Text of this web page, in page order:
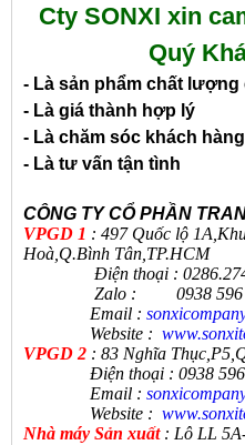
Cty SONXI xin
Quý
- Là sản phẩm chất lượng
- Là giá thành hợp lý
- Là chăm sóc khách
- Là tư vấn tận tình
CÔNG TY CỔ PHẦN
VPGD 1 : 497 Quốc lộ
Hoà,Q.Bình Tân,TP.HCM
Điện thoại :
Zalo : 0938 596
Email :
Website : www.sonxi
VPGD 2 : 83 Nghĩa
Điện thoại : 0938 596
Email :
Website : www.sonxi
Nhà máy Sản xuất : Lô LL